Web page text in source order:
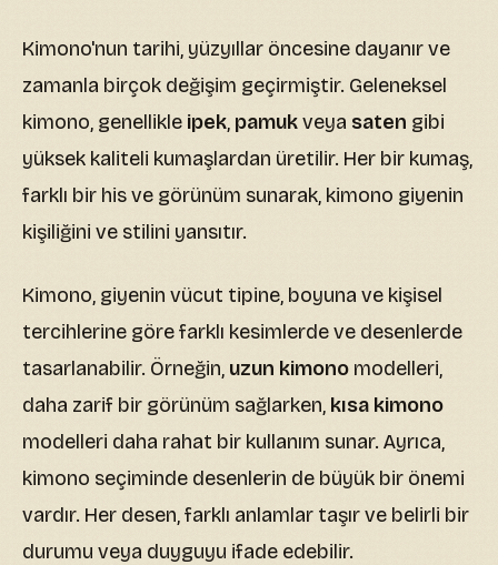
Kimono'nun tarihi, yüzyıllar öncesine dayanır ve
zamanla birçok değişim geçirmiştir. Geleneksel
kimono, genellikle ipek, pamukveya saten gibi
yüksek kaliteli kumaşlardan üretilir. Her bir kumaş,
farklı bir his ve görünüm sunarak, kimono giyenin
kişiliğini ve stilini yansıtır.
Kimono, giyenin vücut tipine, boyuna ve kişisel
tercihlerine göre farklı kesimlerde ve desenlerde
tasarlanabilir. Örneğin, uzun kimono modelleri,
daha zarif bir görünüm sağlarken, kısa kimono
modelleri daha rahat bir kullanım sunar. Ayrıca,
kimono seçiminde desenlerin de büyük bir önemi
vardır. Her desen, farklı anlamlar taşır ve belirli bir
durumu veya duyguyu ifade edebilir.